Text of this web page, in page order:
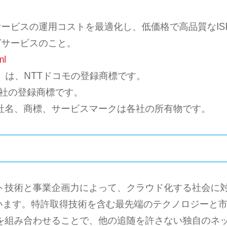
ビスの運用コストを最適化し、低価格で高品質な
ービスのこと。
、NTTドコモの登録商標です。
の登録商標です。
、商標、サービスマークは各社の所有物です。
術と事業企画力によって、クラウド化する社会に
す。特許取得技術を含む最先端のテクノロジーと市
み合わせることで、他の追随を許さない独自のネ